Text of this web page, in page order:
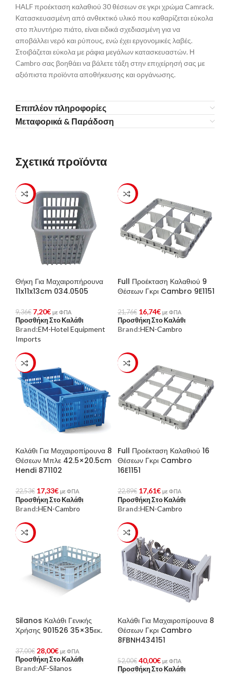
HALF προέκταση καλαθιού 30 θέσεων σε γκρι χρώμα Camrack.
Κατασκευασμένη από ανθεκτικό υλικό που καθαρίζεται εύκολα
στο πλυντήριο πιάτο, είναι ειδικά σχεδιασμένη για να
αποβάλλει νερό και ρύπους, ενώ έχει εργονομικές λαβές.
Στοιβάζεται εύκολα με ράφια μεγάλων κατασκευαστών. Η
Cambro σας βοηθάει να βάλετε τάξη στην επιχείρησή σας με
αξιόπιστα προϊόντα αποθήκευσης και οργάνωσης.
Επιπλέον πληροφορίες
Μεταφορικά & Παράδοση
Σχετικά προϊόντα
-23%
Θήκη Για Μαχαιροπήρουνα
11x11x13cm 034.0505
9,36€ 7,20€ με ΦΠΑ
Προσθήκη Στο Καλάθι
Brand:EM-Hotel Equipment
Imports
-23%
Full Προέκταση Καλαθιού 9
Θέσεων Γκρι Cambro 9E1151
21,76€ 16,74€ με ΦΠΑ
Προσθήκη Στο Καλάθι
Brand:HEN-Cambro
-23%
Καλάθι Για Μαχαιροπίρουνα 8
Θέσεων Μπλε 42.5×20.5cm
Hendi 871102
22,53€ 17,33€ με ΦΠΑ
Προσθήκη Στο Καλάθι
Brand:HEN-Cambro
-23%
Full Προέκταση Καλαθιού 16
Θέσεων Γκρι Cambro
16E1151
22,89€ 17,61€ με ΦΠΑ
Προσθήκη Στο Καλάθι
Brand:HEN-Cambro
-24%
Silanos Καλάθι Γενικής
Χρήσης 901526 35×35εκ.
37,00€ 28,00€ με ΦΠΑ
Προσθήκη Στο Καλάθι
Brand:AF-Silanos
-23%
Καλάθι Για Μαχαιροπίρουνα 8
Θέσεων Γκρι Cambro
8FBNH434151
52,00€ 40,00€ με ΦΠΑ
Προσθήκη Στο Καλάθι